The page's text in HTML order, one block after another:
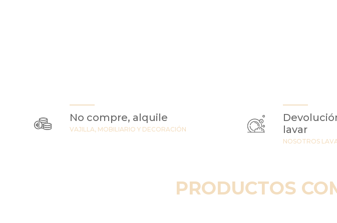
No compre, alquile
VAJILLA, MOBILIARIO Y DECORACIÓN
lavar
NOSOTROS
PRODUCTOS